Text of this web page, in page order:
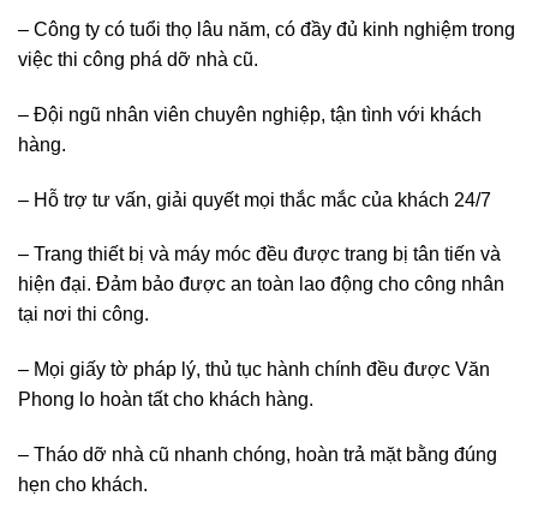
– Công ty có tuổi thọ lâu năm, có đầy đủ kinh nghiệm trong
việc thi công phá dỡ nhà cũ.
– Đội ngũ nhân viên chuyên nghiệp, tận tình với khách
hàng.
– Hỗ trợ tư vấn, giải quyết mọi thắc mắc của khách 24/7
– Trang thiết bị và máy móc đều được trang bị tân tiến và
hiện đại. Đảm bảo được an toàn lao động cho công nhân
tại nơi thi công.
– Mọi giấy tờ pháp lý, thủ tục hành chính đều được Văn
Phong lo hoàn tất cho khách hàng.
– Tháo dỡ nhà cũ nhanh chóng, hoàn trả mặt bằng đúng
hẹn cho khách.